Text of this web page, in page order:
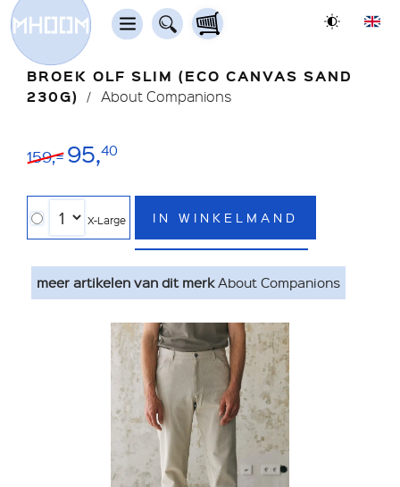
BROEK OLF SLIM (ECO CANVAS SAND
230G)
About Companions
159,=95,40
X-Large IN WINKELMAND
meer artikelen van dit merkAbout Companions